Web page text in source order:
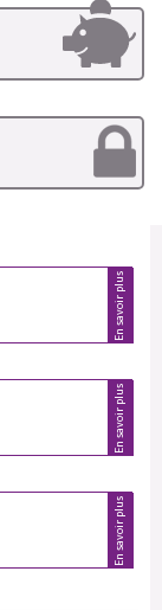
En savoir plus
En savoir plus
En savoir plus